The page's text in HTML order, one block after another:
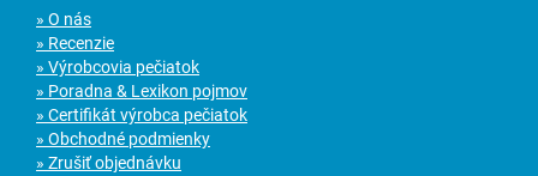
» O nás
» Recenzie
» Výrobcovia pečiatok
» Poradna & Lexikon pojmov
» Certifikát výrobca pečiatok
» Obchodné podmienky
» Zrušiť objednávku